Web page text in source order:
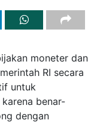
moneter dan
RI secara
untuk
benar-
dengan